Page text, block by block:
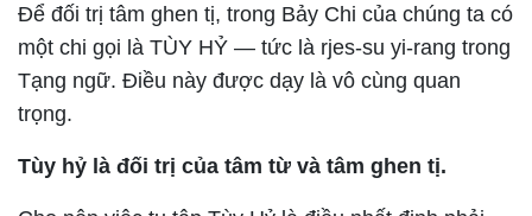
Để đối trị tâm ghen tị, trong Bảy Chi của chúng ta có
một chi gọi là TÙY HỶ — tức là rjes-su yi-rang trong
Tạng ngữ. Điều này được dạy là vô cùng quan
trọng.
Tùy hỷ là đối trị của tâm từ và tâm ghen tị.